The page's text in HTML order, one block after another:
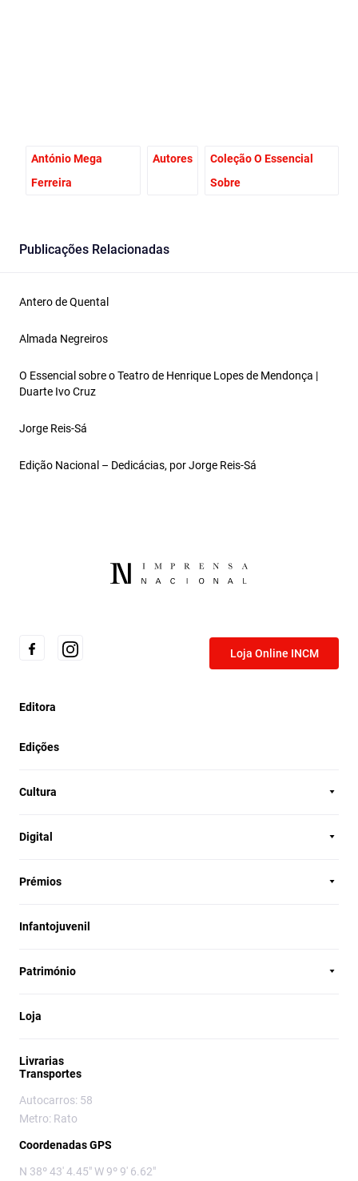
António Mega
Ferreira
Autores
Coleção O Essencial
Sobre
Publicações Relacionadas
Antero de Quental
Almada Negreiros
O Essencial sobre o Teatro de Henrique Lopes de Mendonça |
Duarte Ivo Cruz
Jorge Reis-Sá
Edição Nacional – Dedicácias, por Jorge Reis-Sá
Loja Online INCM
Editora
Edições
Cultura
Digital
Prémios
Infantojuvenil
Património
Loja
Livrarias
Transportes
Autocarros: 58
Metro: Rato
Coordenadas GPS
N 38º 43' 4.45" W 9º 9' 6.62"